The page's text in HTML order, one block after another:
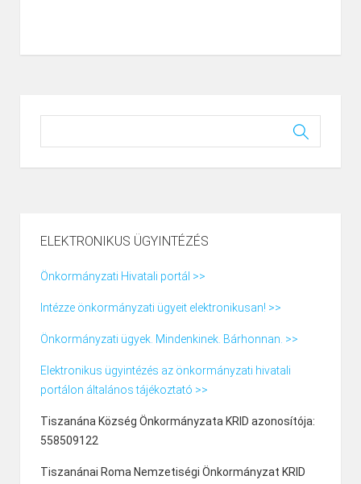
ELEKTRONIKUS ÜGYINTÉZÉS
Önkormányzati Hivatali portál >>
Intézze önkormányzati ügyeit elektronikusan! >>
Önkormányzati ügyek. Mindenkinek. Bárhonnan. >>
Elektronikus ügyintézés az önkormányzati hivatali
portálon általános tájékoztató >>
Tiszanána Község Önkormányzata KRID azonosítója:
558509122
Tiszanánai Roma Nemzetiségi Önkormányzat KRID